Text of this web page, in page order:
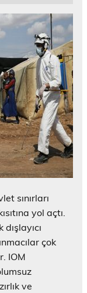
sınırları
yol açtı.
çok
IOM
ve